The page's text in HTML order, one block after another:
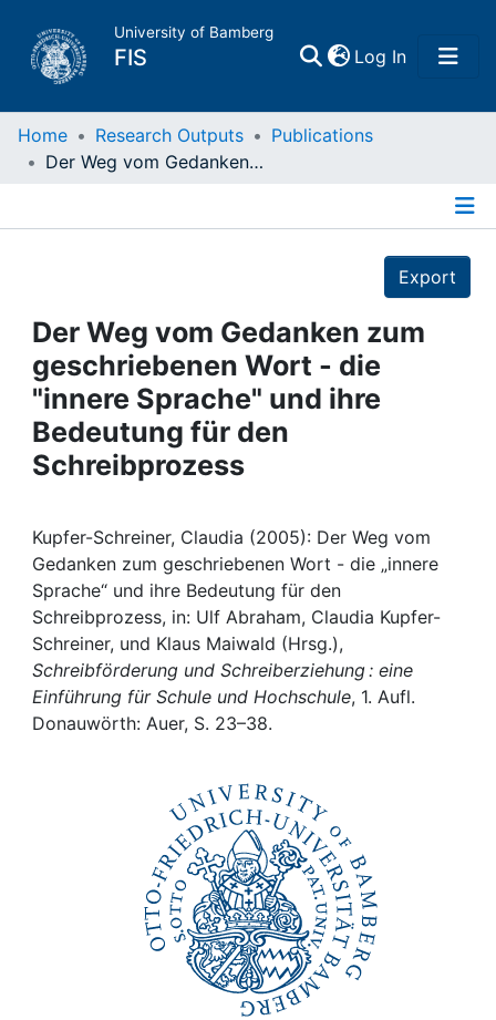
University of Bamberg
FIS Log In(current)
Home
Projects
People
Institutions
My FIS
Help
Home Research Outputs
Publications
Der Weg vom Gedanken zum geschriebenen Wort - die "innere Sprache" und ihre Bedeutung für den Schreibprozess
Export
Der Weg vom Gedanken zum
geschriebenen Wort - die
"innere Sprache" und ihre
Bedeutung für den
Schreibprozess
Kupfer-Schreiner, Claudia (2005): Der Weg vom
Gedanken zum geschriebenen Wort - die „innere
Sprache“ und ihre Bedeutung für den
Schreibprozess, in: Ulf Abraham, Claudia Kupfer-
Schreiner, und Klaus Maiwald (Hrsg.),
Schreibförderung und Schreiberziehung : eine
Einführung für Schule und Hochschule, 1. Aufl.
Donauwörth: Auer, S. 23–38.